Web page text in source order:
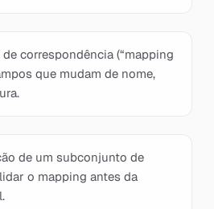
correspondência (“mapping
que mudam de nome,
de um subconjunto de
o mapping antes da